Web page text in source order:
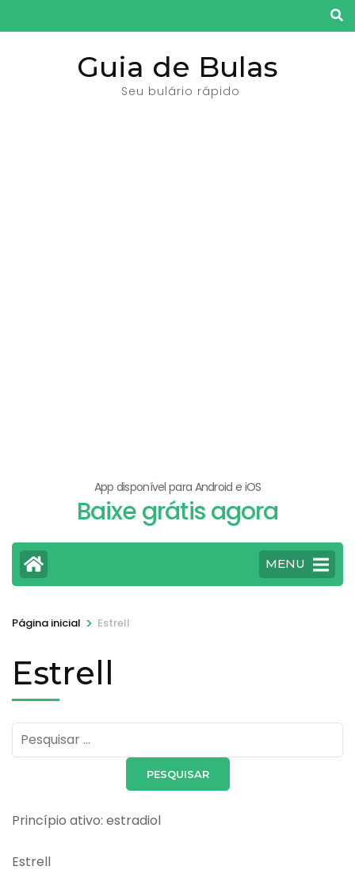
para
Guia de Bulas
Seu bulário rápido
App disponível para Android e iOS
Baixe grátis agora
MENU
Página inicial > Estrell
Estrell
Pesquisar
por:
Princípio ativo: estradiol
Estrell